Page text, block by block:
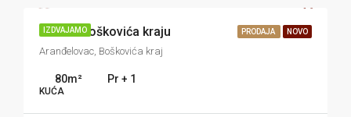
IZDVAJAMO PRODAJA NOVO
Kuća u Boškovića kraju
Aranđelovac, Boškovića kraj
80m² Pr + 1
KUĆA